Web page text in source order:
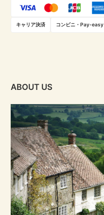
キャリア決済 コンビニ・Pay-easy
ABOUT US